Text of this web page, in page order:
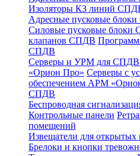
Изоляторы КЗ линий
Адресные пусковые
Силовые пусковые блоки
клапанов СПДВ
СПДВ
Серверы и УРМ для СПДВ
«Орион Про» Серверы с
обеспечением АРМ
СПДВ
Беспроводная
Контрольные панели
помещений
Извещатели для открытых
Брелоки и кнопки